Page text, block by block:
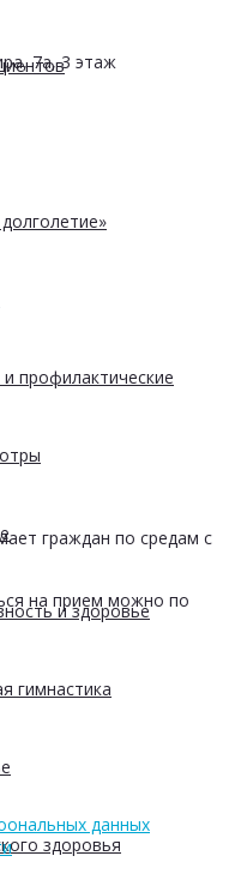
профилактические
и здоровье
гимнастика
здоровья
7а, 3 этаж
граждан по средам с
на прием можно по
данных